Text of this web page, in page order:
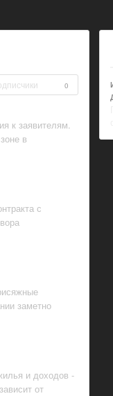
0
к заявителям.
в
с
заметно
и доходов -
от